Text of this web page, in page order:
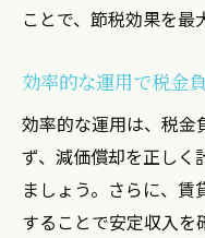
ワンルーム
ことで、節税効果を最
効率的な運用で税金
効率的な運用は、税金
ず、減価償却を正しく
ましょう。さらに、
することで安定収入を